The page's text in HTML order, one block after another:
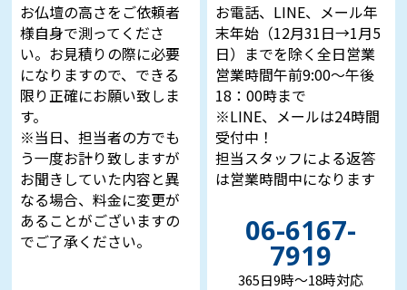
お仏壇の高さをご依頼者
様自身で測ってくださ
い。お見積りの際に必要
になりますので、できる
限り正確にお願い致しま
す。
※当日、担当者の方でも
う一度お計り致しますが
お聞きしていた内容と異
なる場合、料金に変更が
あることがございますの
でご了承ください。
お電話、LINE、メール年
末年始（12月31日→1月5
日）までを除く全日営業
営業時間午前9:00～午後
18：00時まで
※LINE、メールは24時間
受付中！
担当スタッフによる返答
は営業時間中になります
06-6167-
7919
365日9時～18時対応